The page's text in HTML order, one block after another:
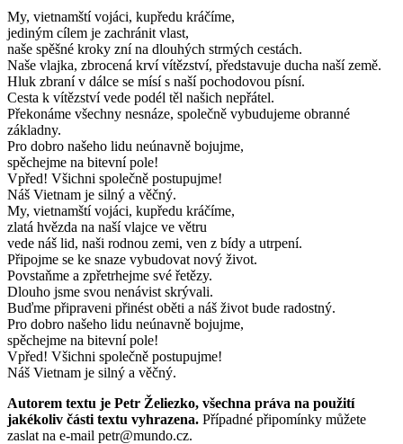
My, vietnamští vojáci, kupředu kráčíme,
jediným cílem je zachránit vlast,
naše spěšné kroky zní na dlouhých strmých cestách.
Naše vlajka, zbrocená krví vítězství, představuje ducha naší země.
Hluk zbraní v dálce se mísí s naší pochodovou písní.
Cesta k vítězství vede podél těl našich nepřátel.
Překonáme všechny nesnáze, společně vybudujeme obranné
základny.
Pro dobro našeho lidu neúnavně bojujme,
spěchejme na bitevní pole!
Vpřed! Všichni společně postupujme!
Náš Vietnam je silný a věčný.
My, vietnamští vojáci, kupředu kráčíme,
zlatá hvězda na naší vlajce ve větru
vede náš lid, naši rodnou zemi, ven z bídy a utrpení.
Připojme se ke snaze vybudovat nový život.
Povstaňme a zpřetrhejme své řetězy.
Dlouho jsme svou nenávist skrývali.
Buďme připraveni přinést oběti a náš život bude radostný.
Pro dobro našeho lidu neúnavně bojujme,
spěchejme na bitevní pole!
Vpřed! Všichni společně postupujme!
Náš Vietnam je silný a věčný.
Autorem textu je Petr Želiezko, všechna práva na použití
jakékoliv části textu vyhrazena. Případné připomínky můžete
zaslat na e-mail petr@mundo.cz.